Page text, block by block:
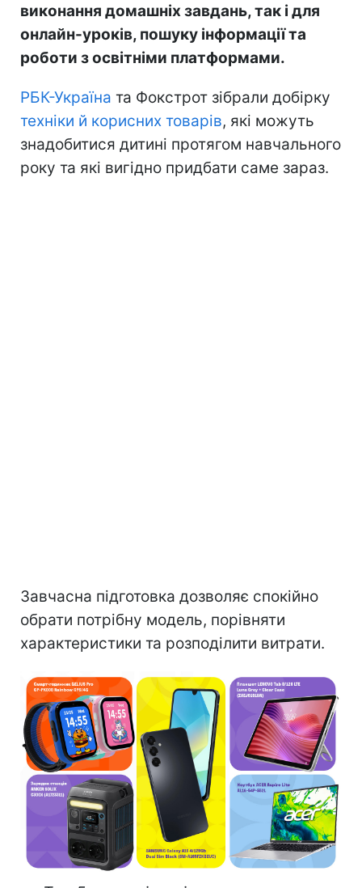
виконання домашніх завдань, так і для
онлайн-уроків, пошуку інформації та
роботи з освітніми платформами.
РБК-Україна та Фокстрот зібрали добірку
техніки й корисних товарів, які можуть
знадобитися дитині протягом навчального
року та які вигідно придбати саме зараз.
Завчасна підготовка дозволяє спокійно
обрати потрібну модель, порівняти
характеристики та розподілити витрати.